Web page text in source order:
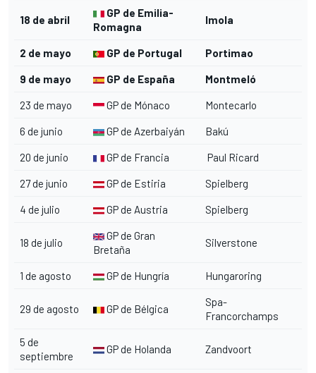
18 de abril
GP de Emilia-
Romagna
Imola
2 de mayo GP de Portugal Portimao
9 de mayo GP de España Montmeló
23 de mayo GP de Mónaco Montecarlo
6 de junio GP de Azerbaiyán Bakú
20 de junio GP de Francia Paul Ricard
27 de junio GP de Estiria Spielberg
4 de julio GP de Austria Spielberg
18 de julio
GP de Gran
Bretaña
Silverstone
1 de agosto GP de Hungría Hungaroring
29 de agosto GP de Bélgica
Spa-
Francorchamps
5 de
septiembre
GP de Holanda Zandvoort